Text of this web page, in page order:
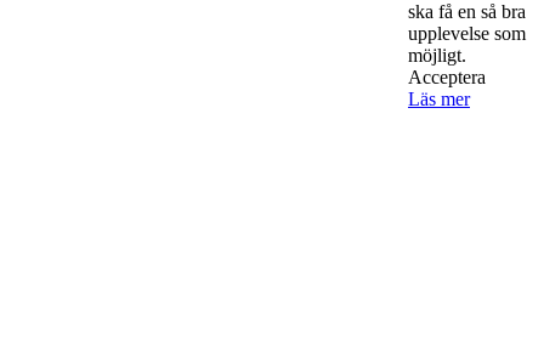
AI för småföretagare: mindre stress, mer
ska få en så bra
upplevelse som
möjligt.
Acceptera
Läs mer